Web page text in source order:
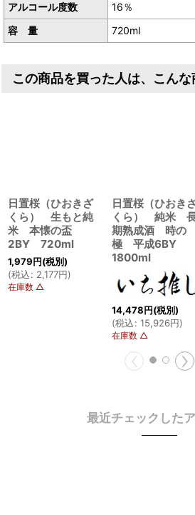
アルコール度数
16％
容 量
720ml
この商品を買った人は、こん
日置桜（ひおきざ
くら） 生もと純
米 本懐の盃
2BY 720ml
1,979円(税別)
(税込: 2,177円)
在庫数 △
日置桜（ひおき
くら） 純米
期熟成酒 時の
極 平成6BY
1800ml
14,478円(税別)
(税込: 15,926円)
在庫数 △
最近チェックした